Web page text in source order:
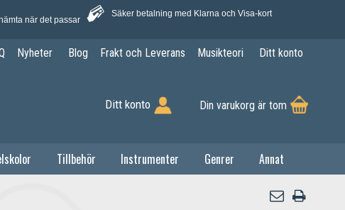
när det passar
Säker betalning med Klarna och Visa-kort
Nyheter Blog Frakt och Leverans Musikteori Ditt konto
Ditt konto Din varukorg är tom
Tillbehör Instrumenter Genrer Annat